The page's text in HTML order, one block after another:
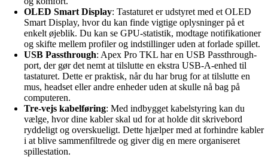
OLED Smart Display: Tastaturet er udstyret med et OLED
Smart Display, hvor du kan finde vigtige oplysninger på et
enkelt øjeblik. Du kan se GPU-statistik, modtage notifikationer
og skifte mellem profiler og indstillinger uden at forlade spillet.
USB Passthrough: Apex Pro TKL har en USB Passthrough-
port, der gør det nemt at tilslutte en ekstra USB-A-enhed til
tastaturet. Dette er praktisk, når du har brug for at tilslutte en
mus, headset eller andre enheder uden at skulle nå bag på
computeren.
Tre-vejs kabelføring: Med indbygget kabelstyring kan du
vælge, hvor dine kabler skal ud for at holde dit skrivebord
ryddeligt og overskueligt. Dette hjælper med at forhindre kabler
i at blive sammenfiltrede og giver dig en mere organiseret
spillestation.